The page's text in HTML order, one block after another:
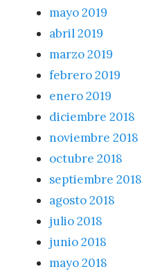
mayo 2019
abril 2019
marzo 2019
febrero 2019
enero 2019
diciembre 2018
noviembre 2018
octubre 2018
septiembre 2018
agosto 2018
julio 2018
junio 2018
mayo 2018